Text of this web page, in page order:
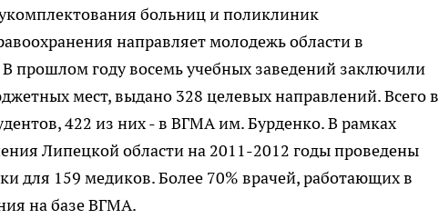
больниц и поликлиник
направляет молодежь области в
прошлом году восемь учебных заведений заключили
мест, выдано 328 целевых направлений. Всего в
422 из них - в ВГМА им. Бурденко. В рамках
Липецкой области на 2011-2012 годы проведены
для 159 медиков. Более 70% врачей, работающих в
на базе ВГМА.